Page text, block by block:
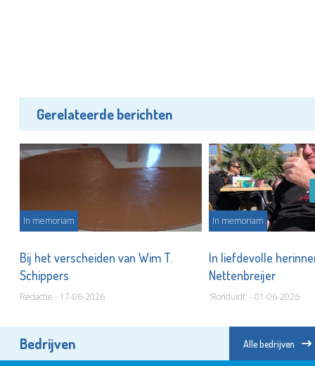
Gerelateerde berichten
In memoriam
Bij het verscheiden van Wim T.
Schippers
Redactie - 17-06-2026
In memoriam
In liefdevolle
Nettenbreijer
'Ronduidt' - 01-06-2026
Bedrijven Alle bedrijven